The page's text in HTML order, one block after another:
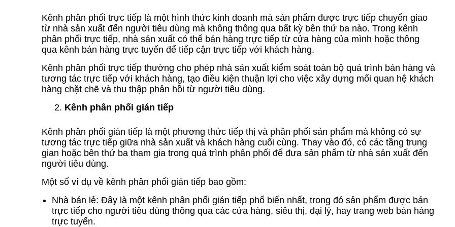
Kênh phân phối trực tiếp là một hình thức kinh doanh mà sản phẩm được trực tiếp chuyển giao
từ nhà sản xuất đến người tiêu dùng mà không thông qua bất kỳ bên thứ ba nào. Trong kênh
phân phối trực tiếp, nhà sản xuất có thể bán hàng trực tiếp từ cửa hàng của mình hoặc thông
qua kênh bán hàng trực tuyến để tiếp cận trực tiếp với khách hàng.
Kênh phân phối trực tiếp thường cho phép nhà sản xuất kiểm soát toàn bộ quá trình bán hàng và
tương tác trực tiếp với khách hàng, tạo điều kiện thuận lợi cho việc xây dựng mối quan hệ khách
hàng chặt chẽ và thu thập phản hồi từ người tiêu dùng.
Kênh phân phối gián tiếp
Kênh phân phối gián tiếp là một phương thức tiếp thị và phân phối sản phẩm mà không có sự
tương tác trực tiếp giữa nhà sản xuất và khách hàng cuối cùng. Thay vào đó, có các tầng trung
gian hoặc bên thứ ba tham gia trong quá trình phân phối để đưa sản phẩm từ nhà sản xuất đến
người tiêu dùng.
Một số ví dụ về kênh phân phối gián tiếp bao gồm:
Nhà bán lẻ: Đây là một kênh phân phối gián tiếp phổ biến nhất, trong đó sản phẩm được bán
trực tiếp cho người tiêu dùng thông qua các cửa hàng, siêu thị, đại lý, hay trang web bán hàng
trực tuyến.